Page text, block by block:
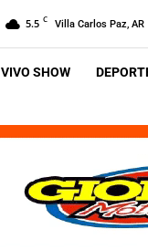
5.5 C Villa Carlos Paz, AR
VIVO SHOW